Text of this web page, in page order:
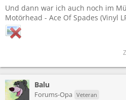
Und dann war ich auch noch im
Motörhead - Ace Of Spades (Vinyl
Balu
Forums-Opa Veteran